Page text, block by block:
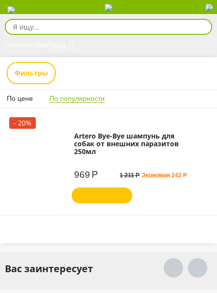
Фильтры
По цене По популярности
- 20%
Artero Bye-Bye шампунь для
собак от внешних паразитов
250мл
969 Р 1 211 Р Экономия242 Р
Вас заинтересует